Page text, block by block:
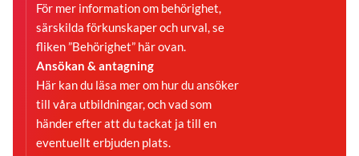
För mer information om behörighet,
särskilda förkunskaper och urval, se
fliken ”Behörighet” här ovan.
Ansökan & antagning
Här kan du läsa mer om hur du ansöker
till våra utbildningar, och vad som
händer efter att du tackat ja till en
eventuellt erbjuden plats.